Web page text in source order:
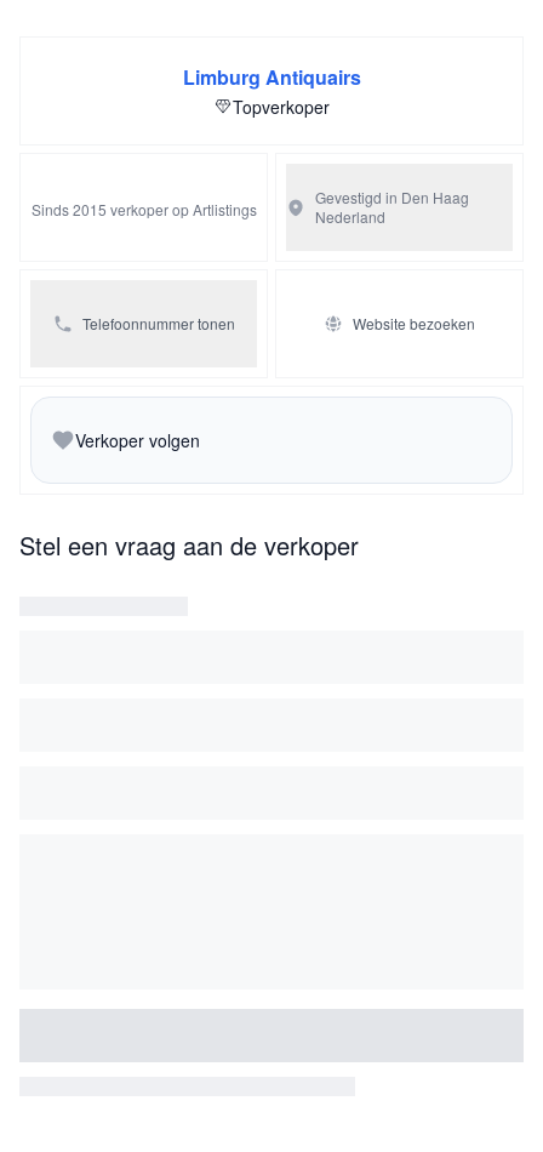
Limburg Antiquairs
Topverkoper
Sinds 2015 verkoper op Artlistings
Gevestigd in Den Haag
Nederland
Telefoonnummer tonen Website bezoeken
Verkoper volgen
Stel een vraag aan de verkoper